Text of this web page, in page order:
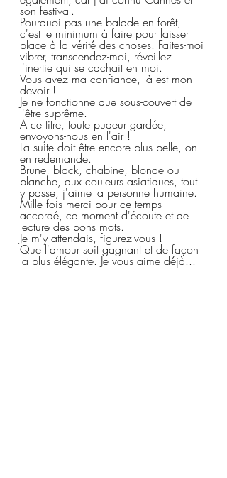
son festival.
Pourquoi pas une balade en forêt,
c'est le minimum à faire pour laisser
place à la vérité des choses. Faites-moi
vibrer, transcendez-moi, réveillez
l'inertie qui se cachait en moi.
Vous avez ma confiance, là est mon
devoir !
Je ne fonctionne que sous-couvert de
l'être suprême.
A ce titre, toute pudeur gardée,
envoyons-nous en l'air !
La suite doit être encore plus belle, on
en redemande.
Brune, black, chabine, blonde ou
blanche, aux couleurs asiatiques, tout
y passe, j'aime la personne humaine.
Mille fois merci pour ce temps
accordé, ce moment d'écoute et de
lecture des bons mots.
Je m'y attendais, figurez-vous !
Que l'amour soit gagnant et de façon
la plus élégante. Je vous aime déjà...